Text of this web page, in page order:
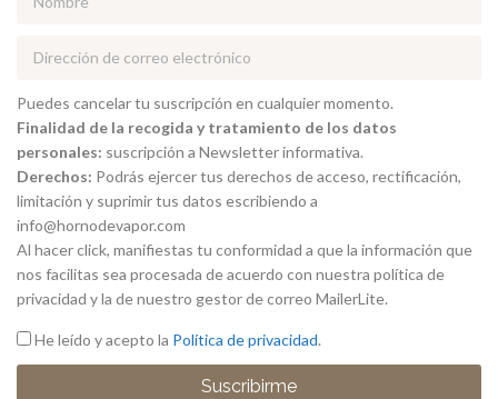
Puedes cancelar tu suscripción en cualquier momento.
Finalidad de la recogida y tratamiento de los datos
personales: suscripción a Newsletter informativa.
Derechos: Podrás ejercer tus derechos de acceso, rectificación,
limitación y suprimir tus datos escribiendo a
info@hornodevapor.com
Al hacer click, manifiestas tu conformidad a que la información que
nos facilitas sea procesada de acuerdo con nuestra política de
privacidad y la de nuestro gestor de correo MailerLite.
He leído y acepto la Política de privacidad.
Suscribirme